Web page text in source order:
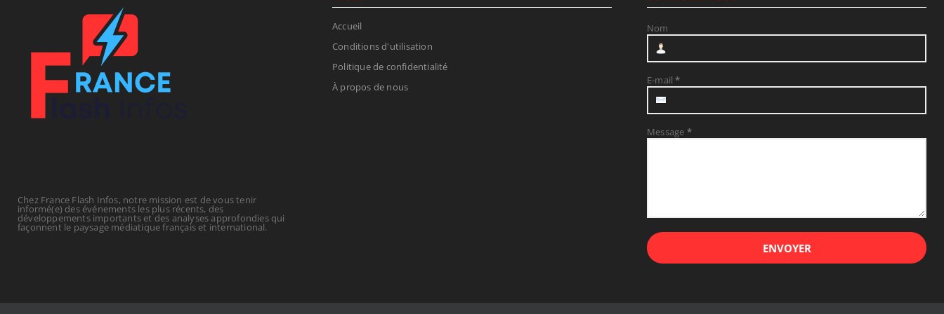
Chez France Flash Infos, notre mission est de vous tenir
informé(e) des événements les plus récents, des
développements importants et des analyses approfondies qui
façonnent le paysage médiatique français et international.
Accueil
Conditions d'utilisation
Politique de confidentialité
À propos de nous
Nom
E-mail*
Message *